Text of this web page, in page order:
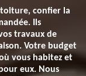
confier la
Ils
travaux de
Votre budget
vous habitez et
eux. Nous